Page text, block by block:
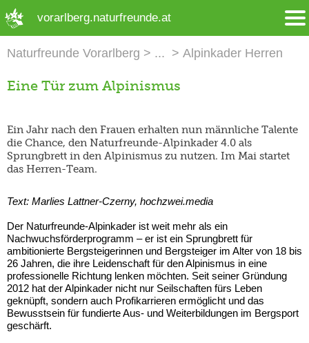
vorarlberg.naturfreunde.at
Naturfreunde Vorarlberg Alpinkader Herren
Eine Tür zum Alpinismus
Ein Jahr nach den Frauen erhalten nun männliche Talente
die Chance, den Naturfreunde-Alpinkader 4.0 als
Sprungbrett in den Alpinismus zu nutzen. Im Mai startet
das Herren-Team.
Text: Marlies Lattner-Czerny, hochzwei.media
Der Naturfreunde-Alpinkader ist weit mehr als ein
Nachwuchsförderprogramm – er ist ein Sprungbrett für
ambitionierte Bergsteigerinnen und Bergsteiger im Alter von 18 bis
26 Jahren, die ihre Leidenschaft für den Alpinismus in eine
professionelle Richtung lenken möchten. Seit seiner Gründung
2012 hat der Alpinkader nicht nur Seilschaften fürs Leben
geknüpft, sondern auch Profikarrieren ermöglicht und das
Bewusstsein für fundierte Aus- und Weiterbildungen im Bergsport
geschärft.